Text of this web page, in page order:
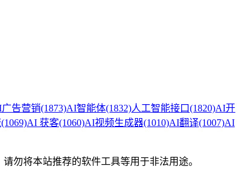
告营销(1873)AI智能体(1832)人工智能接口(1820)AI开
(1069)AI 获客(1060)AI视频生成器(1010)AI翻译(1007)AI
勿将本站推荐的软件工具等用于非法用途。